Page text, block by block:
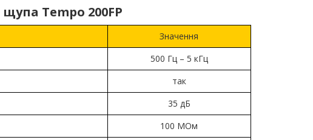
Tempo 200FP
Значення
500 Гц – 5 кГц
так
35 дБ
100 МОм